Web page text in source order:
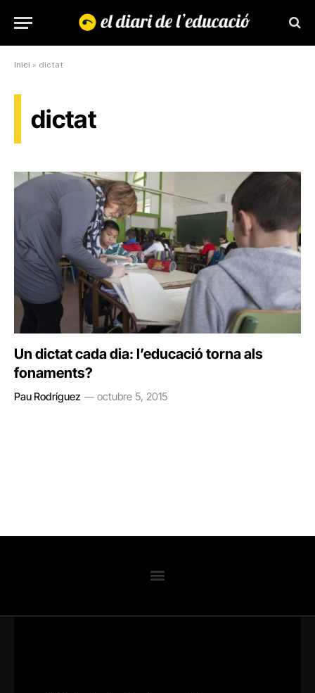
Inici » dictat
dictat
Un dictat cada dia: l’educació torna als
fonaments?
Pau Rodríguez octubre 5, 2015